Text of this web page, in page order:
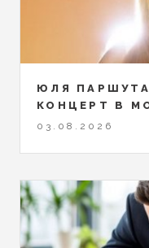
ЮЛЯ
КОНЦЕРТ В
03.08.2026